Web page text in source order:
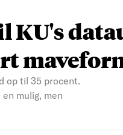
KU's
op til 35 procent.
mulig, men